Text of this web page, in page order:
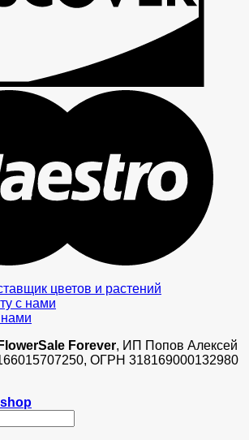
цветов и растений
с нами
FlowerSale Forever, ИП Попов Алексей
ОГРН 318169000132980